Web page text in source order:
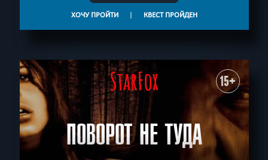
ХОЧУ ПРОЙТИ | КВЕСТ ПРОЙДЕН
15+
ПОВОРОТ НЕ ТУДА